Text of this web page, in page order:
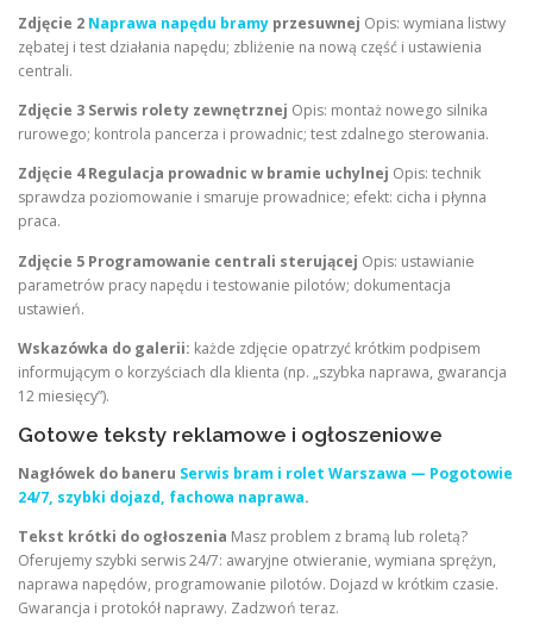
Zdjęcie 2 Naprawa napędu bramy przesuwnej Opis: wymiana listwy
zębatej i test działania napędu; zbliżenie na nową część i ustawienia
centrali.
Zdjęcie 3 Serwis rolety zewnętrznej Opis: montaż nowego silnika
rurowego; kontrola pancerza i prowadnic; test zdalnego sterowania.
Zdjęcie 4 Regulacja prowadnic w bramie uchylnej Opis: technik
sprawdza poziomowanie i smaruje prowadnice; efekt: cicha i płynna
praca.
Zdjęcie 5 Programowanie centrali sterującej Opis: ustawianie
parametrów pracy napędu i testowanie pilotów; dokumentacja
ustawień.
Wskazówka do galerii: każde zdjęcie opatrzyć krótkim podpisem
informującym o korzyściach dla klienta (np. „szybka naprawa, gwarancja
12 miesięcy”).
Gotowe teksty reklamowe i ogłoszeniowe
Nagłówek do baneru Serwis bram i rolet Warszawa — Pogotowie
24/7, szybki dojazd, fachowa naprawa.
Tekst krótki do ogłoszenia Masz problem z bramą lub roletą?
Oferujemy szybki serwis 24/7: awaryjne otwieranie, wymiana sprężyn,
naprawa napędów, programowanie pilotów. Dojazd w krótkim czasie.
Gwarancja i protokół naprawy. Zadzwoń teraz.